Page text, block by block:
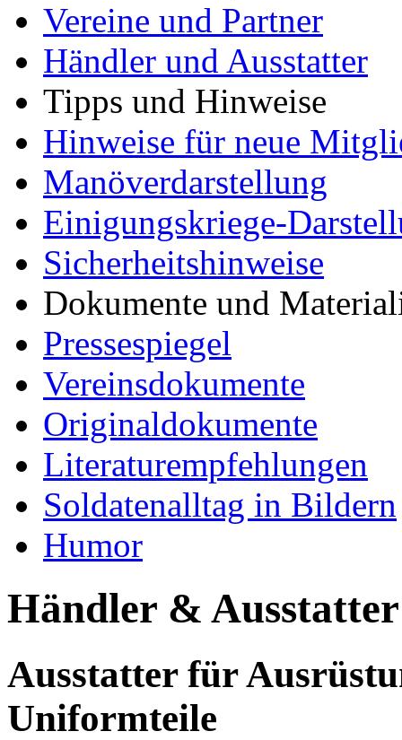
Vereine und Partner
Händler und Ausstatter
Tipps und Hinweise
Hinweise für neue
Manöverdarstellung
Einigungskriege-
Sicherheitshinweise
Dokumente und
Pressespiegel
Vereinsdokumente
Originaldokumente
Literaturempfehlungen
Soldatenalltag in Bildern
Humor
Händler & Ausstatter
Ausstatter für
Uniformteile